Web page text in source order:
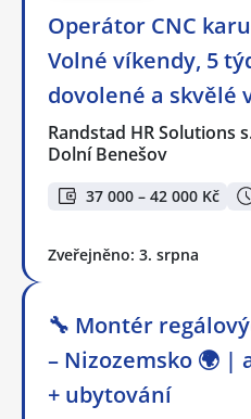
Operátor CNC
Volné víkendy, 5
dovolené a skvělé
Randstad HR Solutions
Dolní Benešov
37 000 – 42 000 Kč
Zveřejněno: 3. srpna
🔧 Montér
– Nizozemsko 🌍 |
+ ubytování